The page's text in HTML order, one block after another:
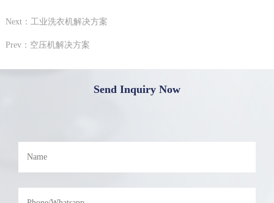
Next：工业洗衣机解决方案
Prev：空压机解决方案
Send Inquiry Now